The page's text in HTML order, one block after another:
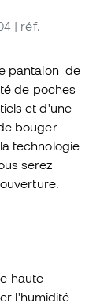
| réf.
pantalon de
de poches
et d'une
bouger
technologie
serez
haute
l'humidité